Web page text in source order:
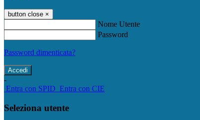
button close ×
Nome Utente
Password
Password dimenticata?
-
Entra con SPID Entra con CIE
Seleziona utente